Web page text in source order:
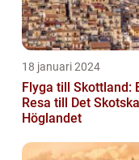
18 januari 2024
Flyga till Skottland:
Resa till Det Skotska
Höglandet